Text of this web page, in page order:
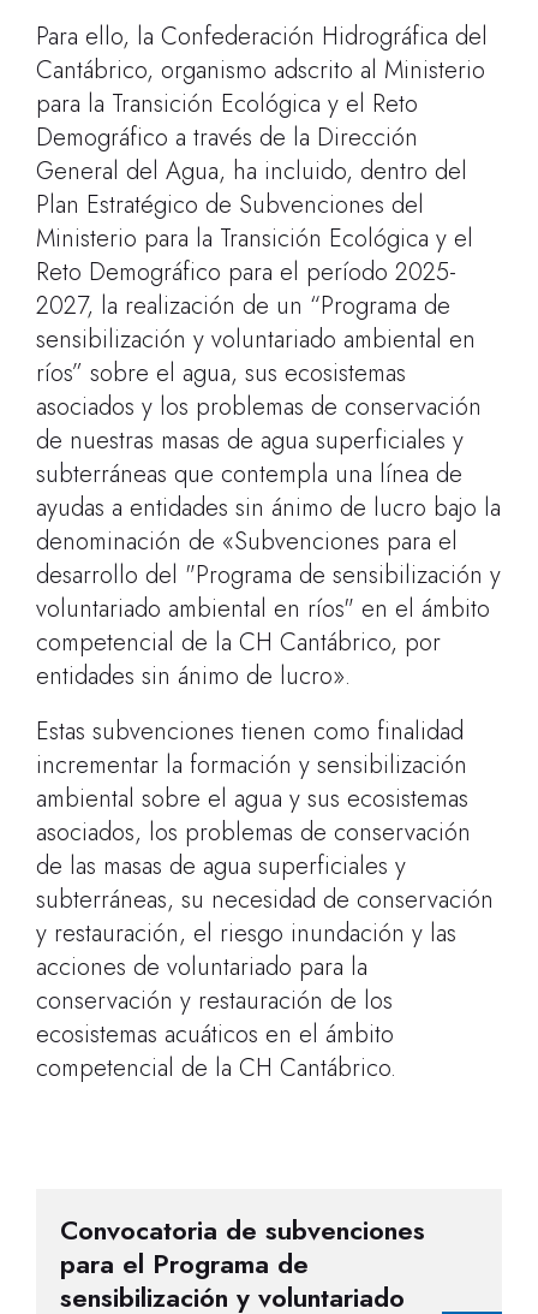
Para ello, la Confederación Hidrográfica del
Cantábrico, organismo adscrito al Ministerio
para la Transición Ecológica y el Reto
Demográfico a través de la Dirección
General del Agua, ha incluido, dentro del
Plan Estratégico de Subvenciones del
Ministerio para la Transición Ecológica y el
Reto Demográfico para el período 2025-
2027, la realización de un “Programa de
sensibilización y voluntariado ambiental en
ríos” sobre el agua, sus ecosistemas
asociados y los problemas de conservación
de nuestras masas de agua superficiales y
subterráneas que contempla una línea de
ayudas a entidades sin ánimo de lucro bajo la
denominación de «Subvenciones para el
desarrollo del "Programa de sensibilización y
voluntariado ambiental en ríos" en el ámbito
competencial de la CH Cantábrico, por
entidades sin ánimo de lucro».
Estas subvenciones tienen como finalidad
incrementar la formación y sensibilización
ambiental sobre el agua y sus ecosistemas
asociados, los problemas de conservación
de las masas de agua superficiales y
subterráneas, su necesidad de conservación
y restauración, el riesgo inundación y las
acciones de voluntariado para la
conservación y restauración de los
ecosistemas acuáticos en el ámbito
competencial de la CH Cantábrico.
Convocatoria de subvenciones
para el Programa de
sensibilización y voluntariado